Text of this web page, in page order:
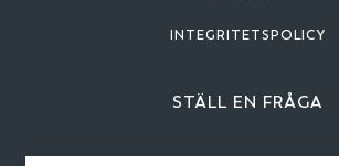
INTEGRITETSPOLICY
STÄLL EN FRÅGA